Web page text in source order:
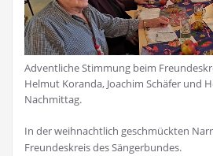
Adventliche Stimmung beim
Helmut Koranda, Joachim Schäfer und
Nachmittag.
In der weihnachtlich geschmückten
Freundeskreis des Sängerbundes.